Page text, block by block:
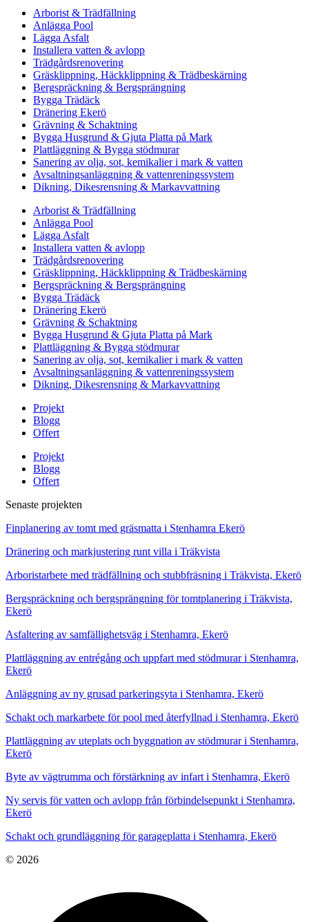
Arborist & Trädfällning
Anlägga Pool
Lägga Asfalt
Installera vatten & avlopp
Trädgårdsrenovering
Gräsklippning, Häckklippning & Trädbeskärning
Bergspräckning & Bergsprängning
Bygga Trädäck
Dränering Ekerö
Grävning & Schaktning
Bygga Husgrund & Gjuta Platta på Mark
Plattläggning & Bygga stödmurar
Sanering av olja, sot, kemikalier i mark & vatten
Avsaltningsanläggning & vattenreningssystem
Dikning, Dikesrensning & Markavvattning
Arborist & Trädfällning
Anlägga Pool
Lägga Asfalt
Installera vatten & avlopp
Trädgårdsrenovering
Gräsklippning, Häckklippning & Trädbeskärning
Bergspräckning & Bergsprängning
Bygga Trädäck
Dränering Ekerö
Grävning & Schaktning
Bygga Husgrund & Gjuta Platta på Mark
Plattläggning & Bygga stödmurar
Sanering av olja, sot, kemikalier i mark & vatten
Avsaltningsanläggning & vattenreningssystem
Dikning, Dikesrensning & Markavvattning
Projekt
Blogg
Offert
Projekt
Blogg
Offert
Senaste projekten
Finplanering av tomt med gräsmatta i Stenhamra Ekerö
Dränering och markjustering runt villa i Träkvista
Arboristarbete med trädfällning och stubbfräsning i Träkvista, Ekerö
Bergspräckning och bergsprängning för tomtplanering i Träkvista,
Ekerö
Asfaltering av samfällighetsväg i Stenhamra, Ekerö
Plattläggning av entrégång och uppfart med stödmurar i Stenhamra,
Ekerö
Anläggning av ny grusad parkeringsyta i Stenhamra, Ekerö
Schakt och markarbete för pool med återfyllnad i Stenhamra, Ekerö
Plattläggning av uteplats och byggnation av stödmurar i Stenhamra,
Ekerö
Byte av vägtrumma och förstärkning av infart i Stenhamra, Ekerö
Ny servis för vatten och avlopp från förbindelsepunkt i Stenhamra,
Ekerö
Schakt och grundläggning för garageplatta i Stenhamra, Ekerö
© 2026